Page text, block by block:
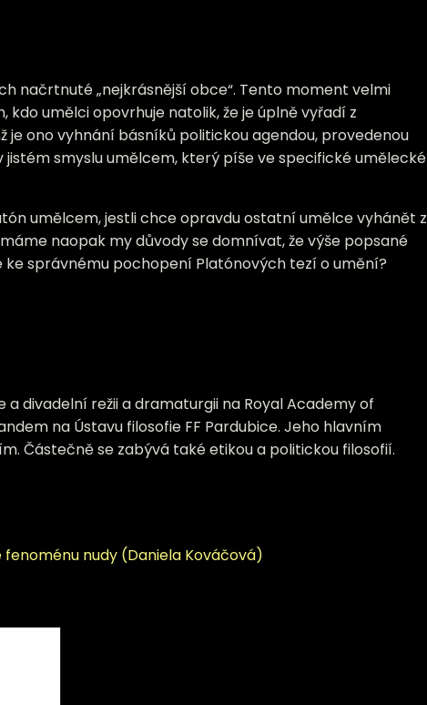
načrtnuté „nejkrásnější obce“. Tento moment velmi
umělci opovrhuje natolik, že je úplně vyřadí z
je ono vyhnání básníků politickou agendou, provedenou
jistém smyslu umělcem, který píše ve specifické umělecké
umělcem, jestli chce opravdu ostatní umělce vyhánět z
naopak my důvody se domnívat, že výše popsané
správnému pochopení Platónových tezí o umění?
a divadelní režii a dramaturgii na Royal Academy of
na Ústavu filosofie FF Pardubice. Jeho hlavním
Částečně se zabývá také etikou a politickou filosofií.
nudy (Daniela Kováčová)